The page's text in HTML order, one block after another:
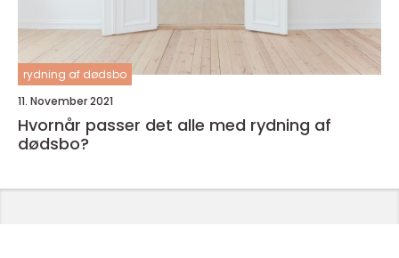
rydning af dødsbo
11. November 2021
Hvornår passer det alle med rydning af
dødsbo?